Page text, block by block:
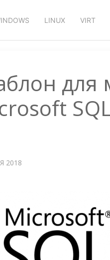
LINUX VIRT
для
2018